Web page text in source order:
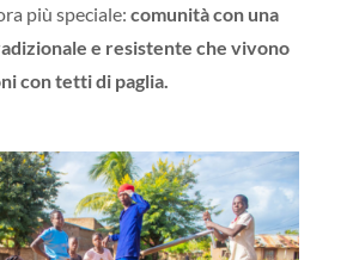
più speciale: comunità con una
e resistente che vivono
con tetti di paglia.